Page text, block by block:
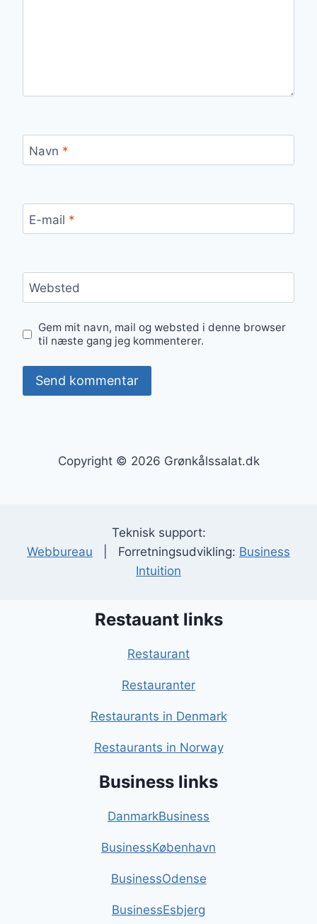
Navn *
E-mail *
Websted
Gem mit navn, mail og websted i denne browser
til næste gang jeg kommenterer.
Copyright © 2026 Grønkålssalat.dk
Teknisk support:
Webbureau | Forretningsudvikling: Business
Intuition
Restauant links
Restaurant
Restauranter
Restaurants in Denmark
Restaurants in Norway
Business links
DanmarkBusiness
BusinessKøbenhavn
BusinessOdense
BusinessEsbjerg